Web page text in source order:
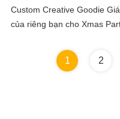
Custom Creative Goodie
của riêng bạn cho Xmas
1 2